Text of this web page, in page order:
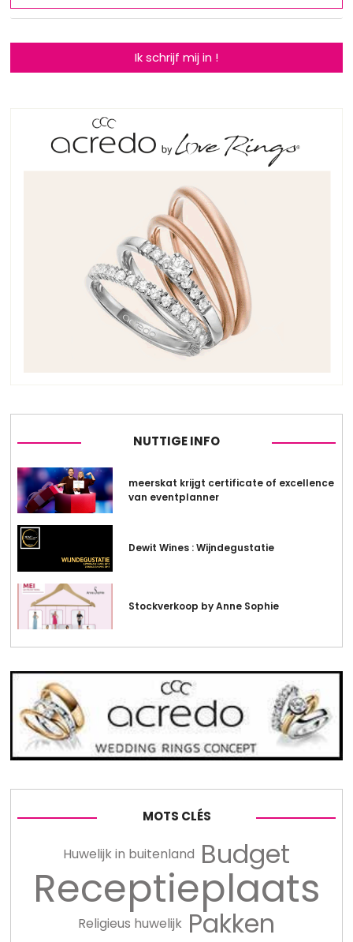
Ik schrijf mij in !
NUTTIGE INFO
meerskat krijgt certificate of excellence
van eventplanner
Dewit Wines : Wijndegustatie
Stockverkoop by Anne Sophie
MOTS CLÉS
Huwelijk in buitenland Budget
Receptieplaats
Religieus huwelijk Pakken